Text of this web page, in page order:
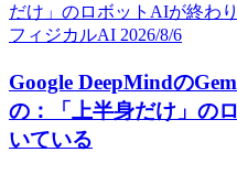
フィジカルAI 2026/8/6
Google DeepMindの
の：「上半身だけ」の
いている